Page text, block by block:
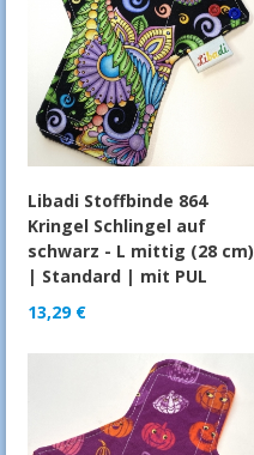
Libadi Stoffbinde 864
Kringel Schlingel auf
schwarz - L mittig (28 cm)
| Standard | mit PUL
13,29 €